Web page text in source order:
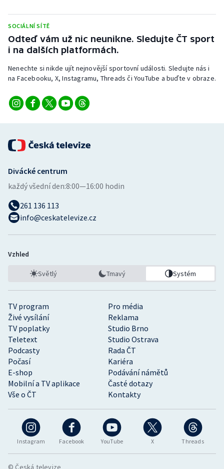
Stolní tenis
Triatlon
Veslování
Vodní slalom
Volejbal
Ostatní
SOCIÁLNÍ SÍTĚ
Odteď vám už nic neunikne. Sledujte ČT sport
i na dalších platformách.
Nenechte si nikde ujít nejnovější sportovní události. Sledujte nás i
na Facebooku, X, Instagramu, Threads či YouTube a buďte v obraze.
Instagram Facebook YouTube X Threads
TV program
Pro média
Živé vysílání
Reklama
TV poplatky
Studio Brno
Teletext
Studio Ostrava
Podcasty
Rada ČT
Počasí
Kariéra
E-shop
Podávání námětů
Mobilní a TV aplikace
Časté dotazy
Vše o ČT
Kontakty
Divácké centrum
každý všední den:8:00—16:00 hodin
261 136 113
info@ceskatelevize.cz
Vzhled
Světlý Tmavý Systém
© Česká televize